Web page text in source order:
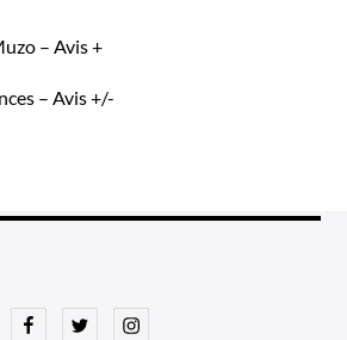
– Avis +
– Avis +/-
FacebookTwitterInstagram